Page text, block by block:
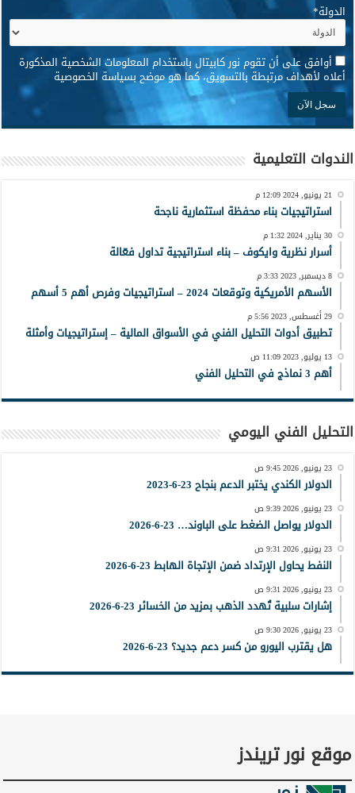
الدولة*
* أوافق على أن تقوم نور كابيتال باستخدام المعلومات الشخصية المذكورة
أعلاه لأهداف مرتبطة بالتسويق، كما هو موضح بسياسة الخصوصية
الندوات التعليمية
21 يونيو, 2024 12:09 م
استراتيجيات بناء محفظة استثمارية ناجحة
30 يناير, 2024 1:32 م
أسرار نظرية وايكوف – بناء استراتيجية تداول فعّالة
8 ديسمبر, 2023 3:33 م
الأسهم الأمريكية وتوقعات 2024 – استراتيجيات وفرص أهم 5 أسهم
29 أغسطس, 2023 5:56 م
تطبيق أدوات التحليل الفني في الأسواق المالية – إستراتيجيات وأمثلة
13 يوليو, 2023 11:09 ص
أهم 3 نماذج في التحليل الفني
التحليل الفني اليومي
23 يونيو, 2026 9:45 ص
الدولار الكندي يختبر الدعم بنجاح 23-6-2023
23 يونيو, 2026 9:39 ص
الدولار يواصل الضغط على الباوند… 23-6-2026
23 يونيو, 2026 9:31 ص
النفط يحاول الإرتداد ضمن الإتجاة الهابط 23-6-2026
23 يونيو, 2026 9:31 ص
إشارات سلبية تُهدد الذهب بمزيد من الخسائر 23-6-2026
23 يونيو, 2026 9:30 ص
هل يقترب اليورو من كسر دعم جديد؟ 23-6-2026
موقع نور تريندز